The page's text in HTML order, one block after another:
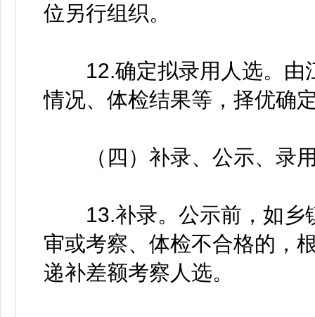
位另行组织。
12.确定拟录用人选。由
情况、体检结果等，择优确
（四）补录、公示、录
13.补录。公示前，如乡
审或考察、体检不合格的，
递补差额考察人选。